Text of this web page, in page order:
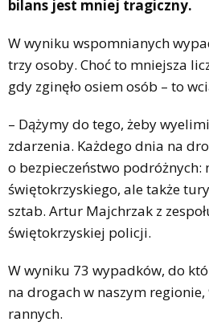
bilans jest mniej tragiczny.
W wyniku wspomnianych
trzy osoby. Choć to mniejsza
gdy zginęło osiem osób – to
– Dążymy do tego, żeby
zdarzenia. Każdego dnia na
o bezpieczeństwo podróżnych:
świętokrzyskiego, ale także
sztab. Artur Majchrzak z
świętokrzyskiej policji.
W wyniku 73 wypadków, do
na drogach w naszym regionie,
rannych.